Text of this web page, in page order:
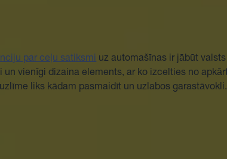
par ceļu satiksmi uz automašīnas ir jābūt
vienīgi dizaina elements, ar ko izcelties no
liks kādam pasmaidīt un uzlabos garastāvokli.